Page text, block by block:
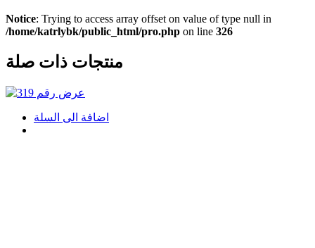
Notice: Trying to access array offset on value of type null in
/home/katrlybk/public_html/pro.php on line 326
منتجات ذات صلة
اضافة الى السلة